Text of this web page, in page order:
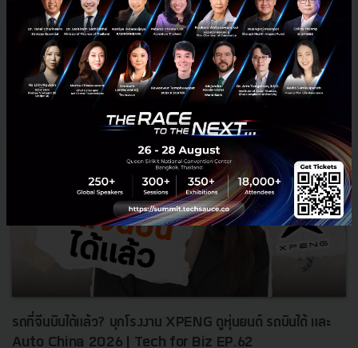
TS Video NIA Startup investment
รถที่จีนบินได้แล้ว? บุกโรงงาน XPENG ดูหุ่นยนต์ รถบินได้ และ
Auto China 2026 | Tech for Biz EP.62